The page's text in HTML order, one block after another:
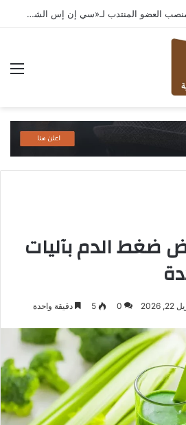
مارك فيلينتورف يتولى منصب العضو المنتدب لـ«سي إن إس الشرق الأوسط» ويشرف على شركات قطاع التكنولوجيا ضمن مجموعة غباش
ضغط الدم بآليات
2026
0
5 دقيقة واحدة